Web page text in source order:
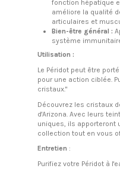
fonction hépatique
améliore la qualité
articulaires et
Bien-être général :
système
Utilisation :
Le Péridot peut être
pour une action ciblée.
cristaux."
Découvrez les cristaux
d'Arizona. Avec leurs
uniques, ils apporteront
collection tout en vous
Entretien :
Purifiez votre Péridot à